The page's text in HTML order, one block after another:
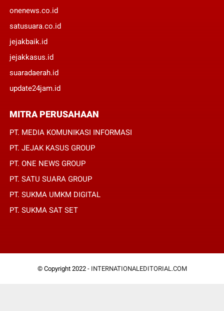
onenews.co.id
satusuara.co.id
jejakbaik.id
jejakkasus.id
suaradaerah.id
update24jam.id
MITRA PERUSAHAAN
PT. MEDIA KOMUNIKASI INFORMASI
PT. JEJAK KASUS GROUP
PT. ONE NEWS GROUP
PT. SATU SUARA GROUP
PT. SUKMA UMKM DIGITAL
PT. SUKMA SAT SET
© Copyright 2022 - INTERNATIONALEDITORIAL.COM